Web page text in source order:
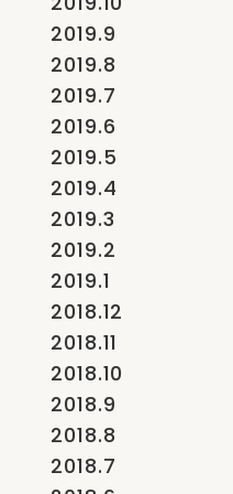
2019.9
2019.8
2019.7
2019.6
2019.5
2019.4
2019.3
2019.2
2019.1
2018.12
2018.11
2018.10
2018.9
2018.8
2018.7